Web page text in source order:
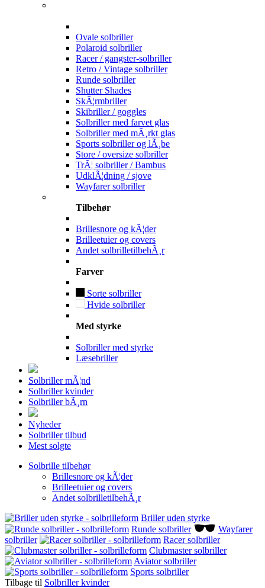
Ovale solbriller
Polaroid solbriller
Racer / gangster-solbriller
Retro / Vintage solbriller
Runde solbriller
Shutter Shades
SkÃ¦rmbriller
Skibriller / goggles
Solbriller med farvet glas
Solbriller med mÃ¸rkt glas
Sports solbriller og lÃ¸be
Store / oversize solbriller
TrÃ¦ solbriller / Bambus
UdklÃ¦dning / sjove
Wayfarer solbriller
Tilbehør
Brillesnore og kÃ¦der
Brilleetuier og covers
Andet solbrilletilbehÃ¸r
Farver
Sorte solbriller
Hvide solbriller
Med styrke
Solbriller med styrke
Læsebriller
Solbriller mÃ¦nd
Solbriller kvinder
Solbriller bÃ¸rn
Nyheder
Solbriller tilbud
Mest solgte
Solbrille tilbehør
Brillesnore og kÃ¦der
Brilleetuier og covers
Andet solbrilletilbehÃ¸r
Briller uden styrke
Runde solbriller
Wayfarer
solbriller
Racer solbriller
Clubmaster solbriller
Aviator solbriller
Sports solbriller
Tilbage til Solbriller kvinder